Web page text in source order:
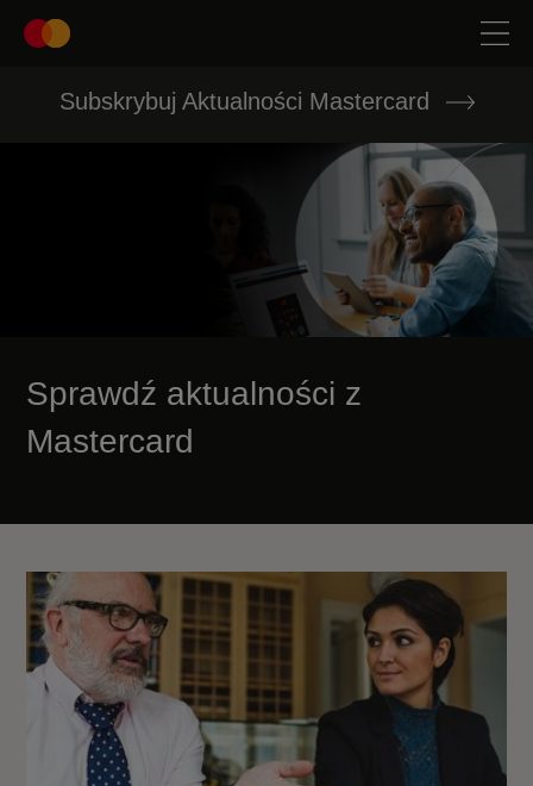
Subskrybuj Aktualności Mastercard
Sprawdź aktualności z
Mastercard